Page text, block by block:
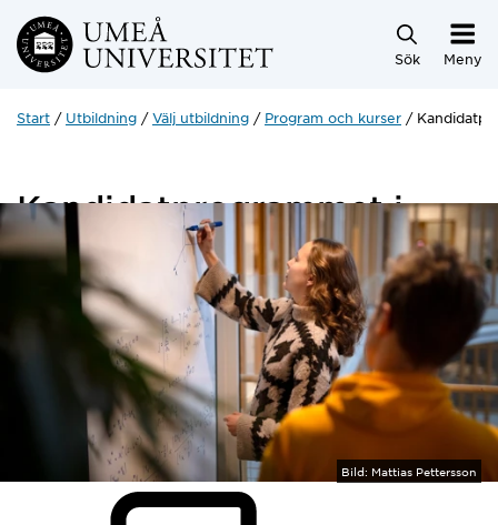
Hoppa direkt till innehållet
Sök Meny
Start Utbildning Välj utbildning Program och kurser
Kandidatprogrammet i
matematik180 hp
Bild: Mattias Pettersson